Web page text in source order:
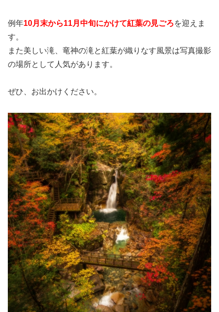
例年10月末から11月中旬にかけて紅葉の見ごろを迎えま
す。
また美しい滝、竜神の滝と紅葉が織りなす風景は写真撮影
の場所として人気があります。
ぜひ、お出かけください。